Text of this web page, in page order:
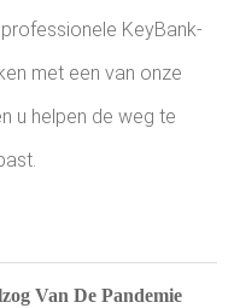
KeyBank-
met een van onze
u helpen de weg te
Van De Pandemie